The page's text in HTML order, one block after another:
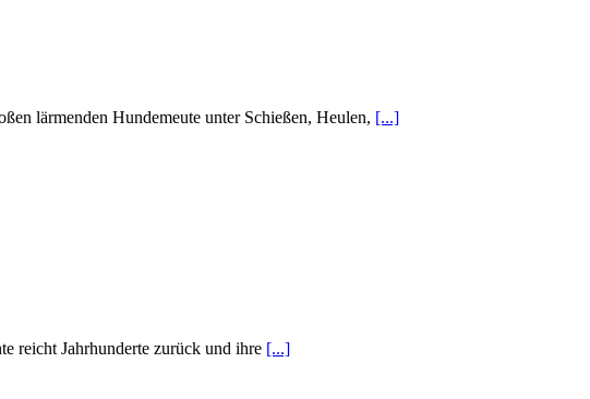
lärmenden Hundemeute unter Schießen, Heulen, [...]
reicht Jahrhunderte zurück und ihre [...]